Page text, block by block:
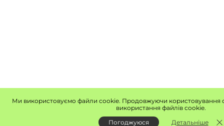
Ми використовуємо файли cookie. Продовжуючи користовування
використання файлів cookie.
Погоджуюся
Детальніше